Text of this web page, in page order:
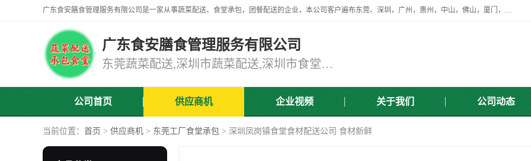
广东食安膳食管理服务有限公司是一家从事蔬菜配送、食堂承包，团餐配送的企业，本公司客户遍布东莞、深圳，广州，惠州，中山，佛山，厦门，肇庆，江门，清远等地，资质齐全，提供学校、工厂、医院、企业、地铁、大型超市、商场、单位、消防队、监狱食堂饭堂蔬菜配送，集新鲜蔬菜、新鲜肉类、粮油、瓜果 、干货 、水产、冻品、粮油、调味品、日用品、调味品及进口冷冻食品为主的原料供应商等为一体的化配送服务机构！
广东食安膳食管理服务有限公司
东莞蔬菜配送,深圳市蔬菜配送,深圳市食堂承包,深圳市宝安蔬菜配送,东莞工厂食堂承包,东莞蔬菜配送公司,东莞长安蔬菜配送公司
公司首页 供应商机 企业视频 关于我们 公司动态
当前位置： 首页 > 供应商机 > 东莞工厂食堂承包 > 深圳凤岗镇食堂食材配送公司 食材新鲜